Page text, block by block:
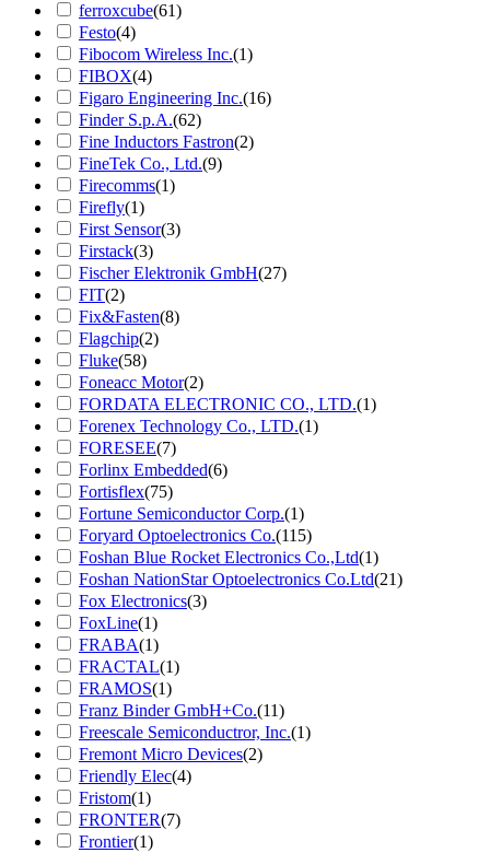
ferroxcube(61)
Festo(4)
Fibocom Wireless Inc.(1)
FIBOX(4)
Figaro Engineering Inc.(16)
Finder S.p.A.(62)
Fine Inductors Fastron(2)
FineTek Co., Ltd.(9)
Firecomms(1)
Firefly(1)
First Sensor(3)
Firstack(3)
Fischer Elektronik GmbH(27)
FIT(2)
Fix&Fasten(8)
Flagchip(2)
Fluke(58)
Foneacc Motor(2)
FORDATA ELECTRONIC CO., LTD.(1)
Forenex Technology Co., LTD.(1)
FORESEE(7)
Forlinx Embedded(6)
Fortisflex(75)
Fortune Semiconductor Corp.(1)
Foryard Optoelectronics Co.(115)
Foshan Blue Rocket Electronics Co.,Ltd(1)
Foshan NationStar Optoelectronics Co.Ltd(21)
Fox Electronics(3)
FoxLine(1)
FRABA(1)
FRACTAL(1)
FRAMOS(1)
Franz Binder GmbH+Co.(11)
Freescale Semiconductror, Inc.(1)
Fremont Micro Devices(2)
Friendly Elec(4)
Fristom(1)
FRONTER(7)
Frontier(1)